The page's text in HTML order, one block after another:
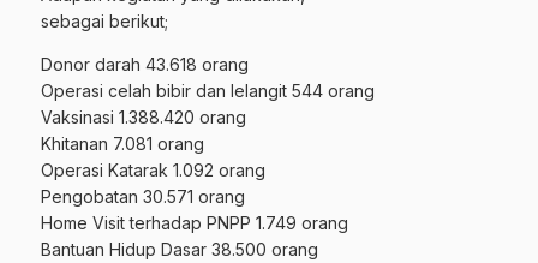
sebagai berikut;
Donor darah 43.618 orang
Operasi celah bibir dan lelangit 544 orang
Vaksinasi 1.388.420 orang
Khitanan 7.081 orang
Operasi Katarak 1.092 orang
Pengobatan 30.571 orang
Home Visit terhadap PNPP 1.749 orang
Bantuan Hidup Dasar 38.500 orang